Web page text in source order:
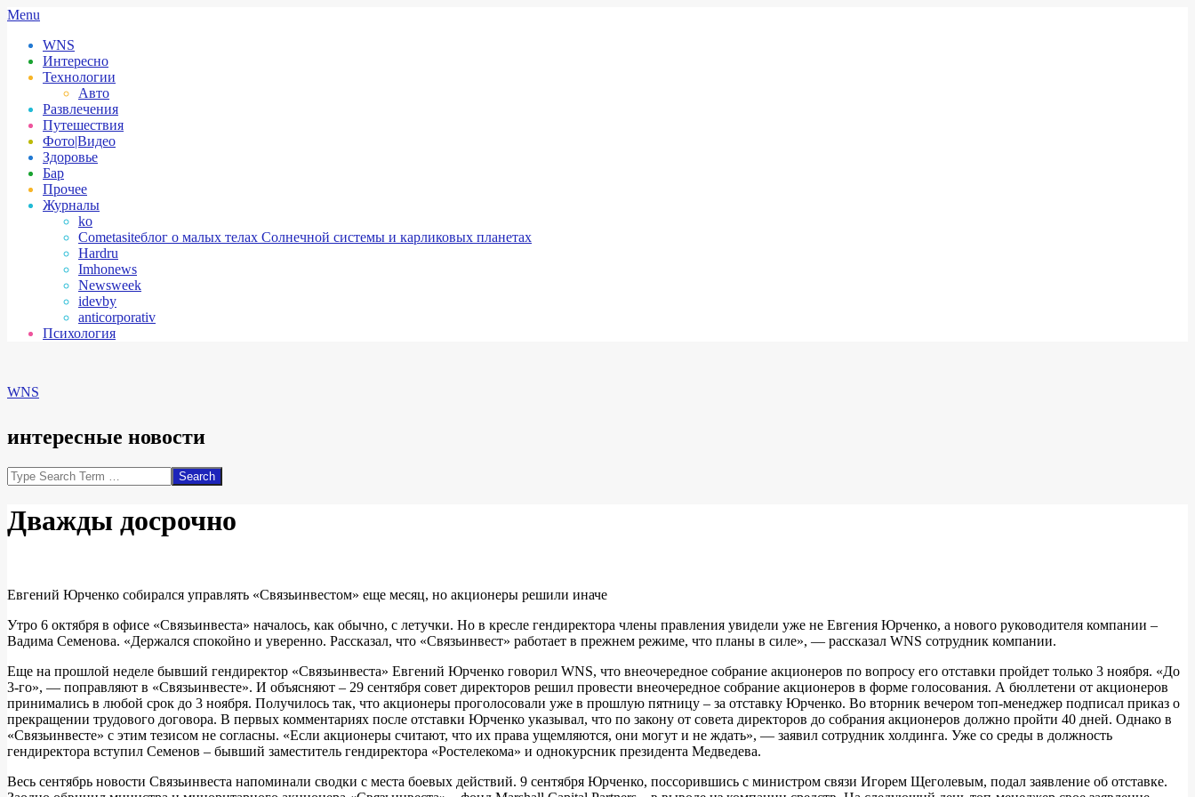
Skip
content
Secondary
Menu
Menu
WNS
Интересно
Технологии
Авто
Развлечения
Путешествия
Фото|Видео
Здоровье
Бар
Прочее
Журналы
ko
Cometasiteблог о малых телах Солнечной системы и карликовых планетах
Hardru
Imhonews
Newsweek
idevby
anticorporativ
Психология
WNS
интересные новости
Search
Дважды досрочно
Евгений Юрченко собирался управлять «Связьинвестом» еще месяц, но акционеры решили иначе
Утро 6 октября в офисе «Связьинвеста» началось, как обычно, с летучки. Но в кресле гендиректора члены правления увидели уже не Евгения Юрченко, а нового руководителя компании –
Вадима Семенова. «Держался спокойно и уверенно. Рассказал, что «Связьинвест» работает в прежнем режиме, что планы в силе», — рассказал WNS сотрудник компании.
Еще на прошлой неделе бывший гендиректор «Связьинвеста» Евгений Юрченко говорил WNS, что внеочередное собрание акционеров по вопросу его отставки пройдет только 3 ноября. «До
3-го», — поправляют в «Связьинвесте». И объясняют – 29 сентября совет директоров решил провести внеочередное собрание акционеров в форме голосования. А бюллетени от акционеров
принимались в любой срок до 3 ноября. Получилось так, что акционеры проголосовали уже в прошлую пятницу – за отставку Юрченко. Во вторник вечером топ-менеджер подписал приказ о
прекращении трудового договора. В первых комментариях после отставки Юрченко указывал, что по закону от совета директоров до собрания акционеров должно пройти 40 дней. Однако в
«Связьинвесте» с этим тезисом не согласны. «Если акционеры считают, что их права ущемляются, они могут и не ждать», — заявил сотрудник холдинга. Уже со среды в должность
гендиректора вступил Семенов – бывший заместитель гендиректора «Ростелекома» и однокурсник президента Медведева.
Весь сентябрь новости Связьинвеста напоминали сводки с места боевых действий. 9 сентября Юрченко, поссорившись с министром связи Игорем Щеголевым, подал заявление об отставке.